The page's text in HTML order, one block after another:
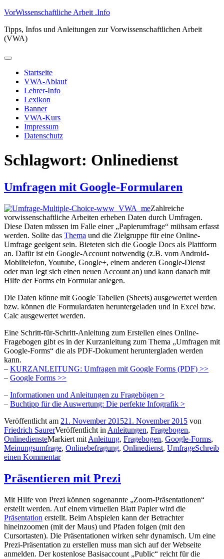
Zum
springen
VorWissenschaftliche Arbeit .Info
Tipps, Infos und Anleitungen zur Vorwissenschaftlichen Arbeit
(VWA)
Primäres
Startseite
VWA-Ablauf
Lehrer-Info
Lexikon
Banner
VWA-Kurs
Impressum
Datenschutz
Schlagwort: Onlinedienst
Umfragen mit Google-Formularen
Zahlreiche
vorwissenschaftliche Arbeiten erheben Daten durch Umfragen.
Diese Daten müssen im Falle einer „Papierumfrage“ mühsam erfasst
werden. Sollte das Thema und die Zielgruppe für eine Online-
Umfrage geeigent sein. Bieteten sich die Google Docs als Plattform
an. Dafür ist ein Google-Account notwendig (z.B. vom Android-
Mobiltelefon, Youtube, Google+, einem anderen Google-Dienst
oder man legt sich einen neuen Account an) und kann danach mit
Hilfe der Forms ein Formular anlegen.
Die Daten könne mit Google Tabellen (Sheets) ausgewertet werden
bzw. können die Formulardaten heruntergeladen und in Excel bzw.
Calc ausgewertet werden.
Eine Schritt-für-Schritt-Anleitung zum Erstellen eines Online-
Fragebogen gibt es in der Kurzanleitung zum Thema „Umfragen mit
Google-Forms“ die als PDF-Dokument heruntergladen werden
kann.
– KURZANLEITUNG: Umfragen mit Google Forms (PDF) >>
– Google Forms >>
– Informationen und Anleitungen zu Fragebögen >
– Buchtipp für die Auswertung: Die perfekte Infografik >
Veröffentlicht am 21. November 201521. November 2015 von
Friedrich SaurerVeröffentlicht in Anleitungen, Fragebogen,
OnlinediensteMarkiert mit Anleitung, Fragebogen, Google-Forms,
Meinungsumfrage, Onlinebefragung, Onlinedienst, UmfrageSchreib
einen Kommentar
Präsentieren mit Prezi
Mit Hilfe von Prezi können sogenannte „Zoom-Präsentationen“
erstellt werden. Auf einem virtuellen Blatt Papier wird die
Präsentation erstellt. Beim Abspielen kann der Betrachter
hineinzoomen (mit der Maus) und Pfaden folgen (mit den
Cursortasten). Die Präsentationen wirken sehr dynamisch. Um eine
Prezi-Präsentation zu erstellen muss man sich auf der Webseite
anmelden. Der kostenlose Basisaccount „Public“ reicht für die